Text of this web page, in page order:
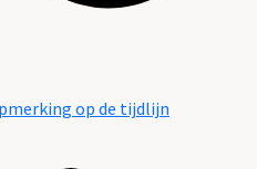
op de tijdlijn